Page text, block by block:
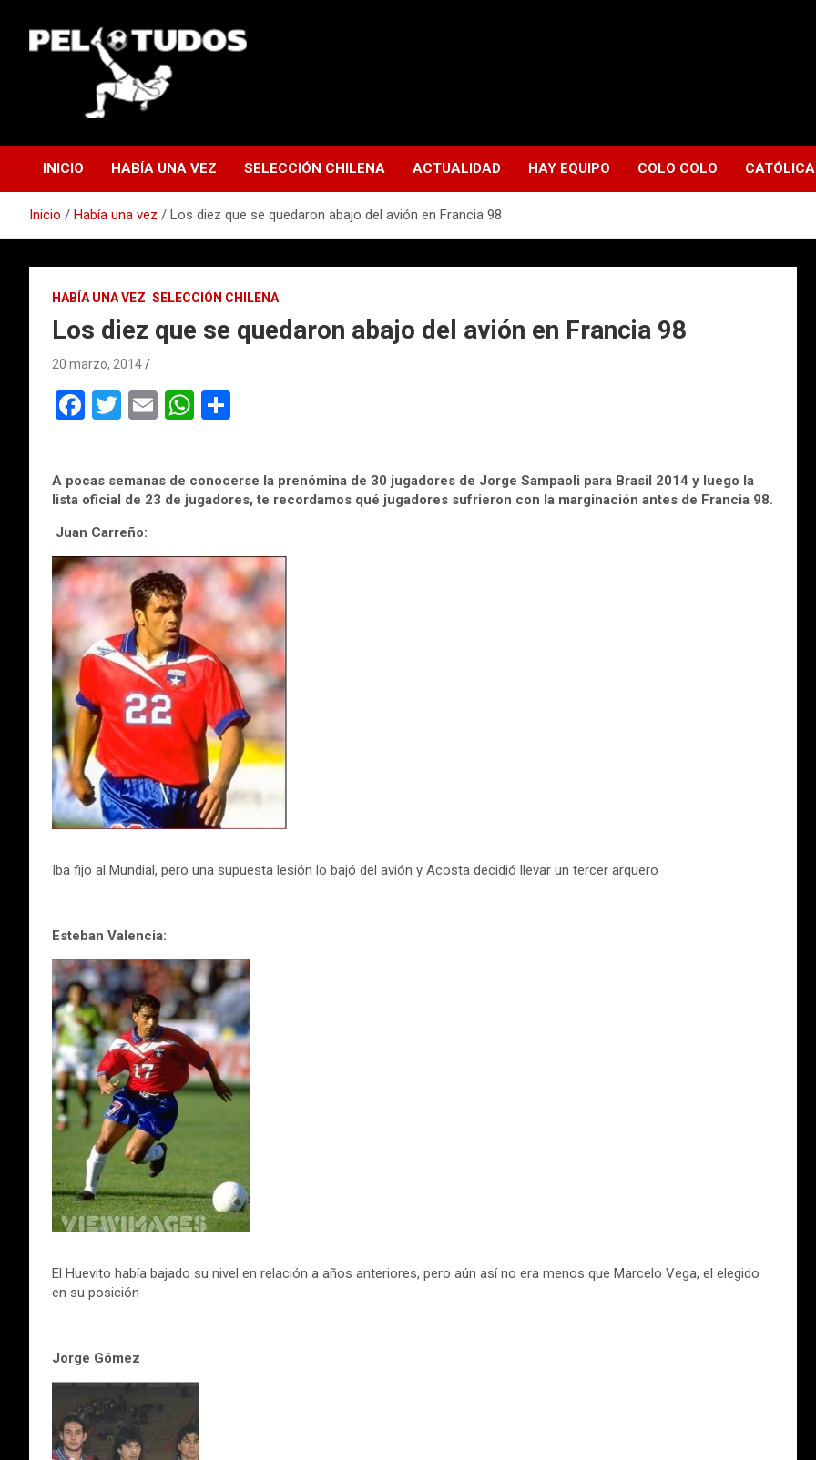
contenido
INICIO HABÍA UNA VEZ SELECCIÓN CHILENA ACTUALIDAD HAY EQUIPO COLO COLO CATÓLICA
Inicio Había una vez Los diez que se quedaron abajo del avión en Francia 98
HABÍA UNA VEZ SELECCIÓN CHILENA
Los diez que se quedaron abajo del avión en Francia 98
20 marzo, 2014
F
b
o
o
k
T
er
E
W
s
p
p
p
tir
A pocas semanas de conocerse la prenómina de 30 jugadores de Jorge Sampaoli para Brasil 2014 y luego la
lista oficial de 23 de jugadores, te recordamos qué jugadores sufrieron con la marginación antes de Francia 98.
Juan Carreño:
Iba fijo al Mundial, pero una supuesta lesión lo bajó del avión y Acosta decidió llevar un tercer arquero
Esteban Valencia:
El Huevito había bajado su nivel en relación a años anteriores, pero aún así no era menos que Marcelo Vega, el elegido
en su posición
Jorge Gómez